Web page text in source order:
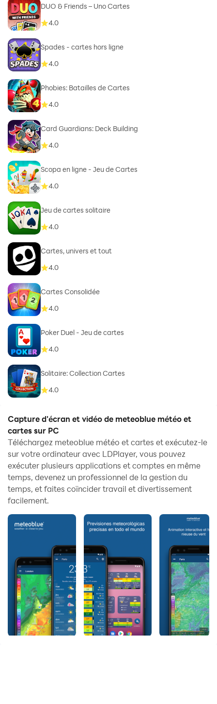
DUO & Friends – Uno Cartes
4.0
Spades - cartes hors ligne
4.0
Phobies: Batailles de Cartes
4.0
Card Guardians: Deck Building
4.0
Scopa en ligne - Jeu de Cartes
4.0
Jeu de cartes solitaire
4.0
Cartes, univers et tout
4.0
Cartes Consolidée
4.0
Poker Duel - Jeu de cartes
4.0
Solitaire: Collection Cartes
4.0
Capture d'écran et vidéo de meteoblue météo et
cartes sur PC
Téléchargez meteoblue météo et cartes et exécutez-le
sur votre ordinateur avec LDPlayer, vous pouvez
exécuter plusieurs applications et comptes en même
temps, devenez un professionnel de la gestion du
temps, et faites coïncider travail et divertissement
facilement.